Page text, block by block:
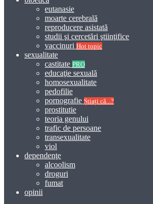
eutanasie
moarte cerebrală
reproducere asistată
studii şi cercetări ştiinţifice
vaccinuri Hot topic
sexualitate
castitate PRO
educaţie sexuală
homosexualitate
pedofilie
pornografie Știați că...?
prostitutie
teoria genului
trafic de persoane
transexualitate
viol
dependenţe
alcoolism
droguri
fumat
opinii